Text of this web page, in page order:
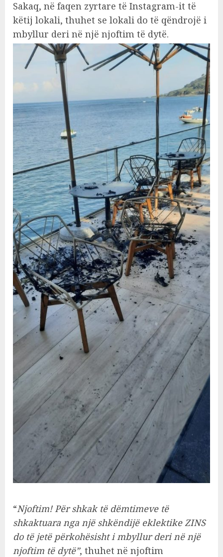
Sakaq, në faqen zyrtare të Instagram-it të
këtij lokali, thuhet se lokali do të qëndrojë i
mbyllur deri në një njoftim të dytë.
“Njoftim! Për shkak të dëmtimeve të
shkaktuara nga një shkëndijë eklektike ZINS
do të jetë përkohësisht i mbyllur deri në një
njoftim të dytë”, thuhet në njoftim